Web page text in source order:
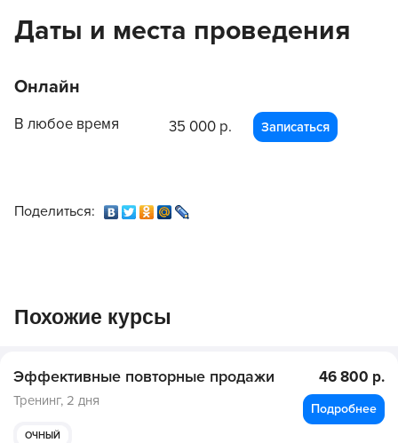
Даты и места проведения
Онлайн
В любое время 35 000 р. Записаться
Поделиться:
Похожие курсы
Эффективные повторные продажи
Тренинг, 2 дня
ОЧНЫЙ
46 800 р.
Подробнее